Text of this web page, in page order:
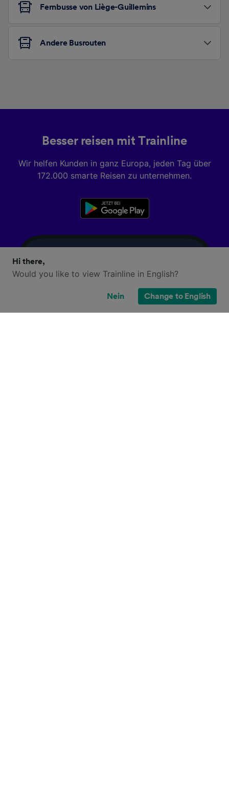
Fernbusse von Liège-Guillemins
Andere Busrouten
Besser reisen mit Trainline
Wir helfen Kunden in ganz Europa, jeden Tag über
172.000 smarte Reisen zu unternehmen.
Hi there,
Would you like to view Trainline in English?
Nein Change to English